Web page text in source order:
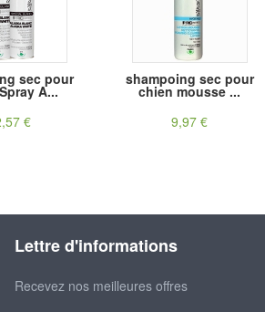
sec pour
A...
€
shampoing sec pour
chien mousse ...
9,97 €
Lettre d'informations
Recevez nos meilleures offres